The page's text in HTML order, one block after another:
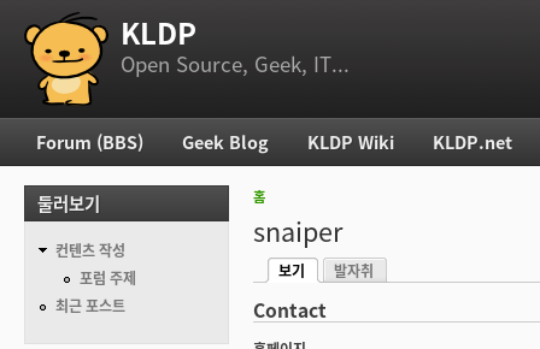
부 메뉴 KLDP
Open Source, Geek, IT...
현재 위치
홈
snaiper
기본탭
보기
발자취
Contact
주 메뉴
Forum (BBS) Geek Blog KLDP Wiki KLDP.net
둘러보기
컨텐츠 작성
포럼 주제
최근 포스트